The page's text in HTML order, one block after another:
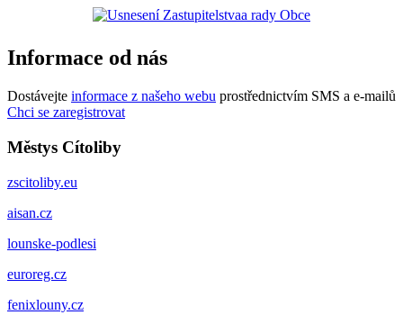
Informace od nás
Dostávejte informace z našeho webu prostřednictvím SMS a e-mailů
Chci se zaregistrovat
Městys Cítoliby
zscitoliby.eu
aisan.cz
lounske-podlesi
euroreg.cz
fenixlouny.cz